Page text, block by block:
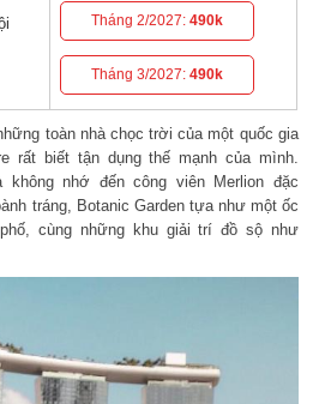
Tháng 2/2027:490k
Tháng 3/2027:490k
toàn nhà chọc trời của một quốc gia
rất biết tận dụng thế mạnh của mình.
không nhớ đến công viên Merlion đặc
tráng, Botanic Garden tựa như một ốc
cùng những khu giải trí đồ sộ như